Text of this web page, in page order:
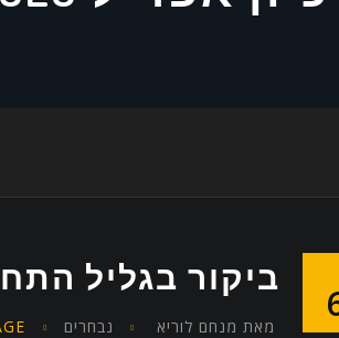
ביקור בגליל
מאת מנחם לוריא נבחרים